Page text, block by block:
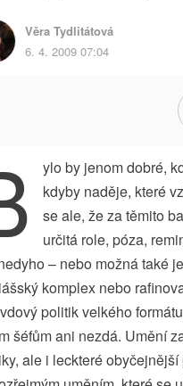
Věra Tydlitátová
6. 4. 2009 07:04
ylo by jenom dobré,
kdyby naděje, které
se ale, že za těmito
určitá role, póza,
– nebo možná také
komplex nebo
politik velkého
šéfům ani nezdá. Umění
ale i leckteré